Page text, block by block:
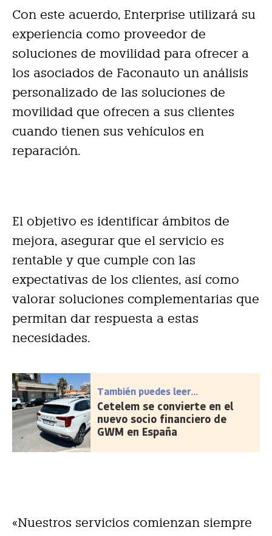
Con este acuerdo, Enterprise utilizará su
experiencia como proveedor de
soluciones de movilidad para ofrecer a
los asociados de Faconauto un análisis
personalizado de las soluciones de
movilidad que ofrecen a sus clientes
cuando tienen sus vehículos en
reparación.
El objetivo es identificar ámbitos de
mejora, asegurar que el servicio es
rentable y que cumple con las
expectativas de los clientes, así como
valorar soluciones complementarias que
permitan dar respuesta a estas
necesidades.
También puedes leer...
Cetelem se convierte en el
nuevo socio financiero de
GWM en España
«Nuestros servicios comienzan siempre